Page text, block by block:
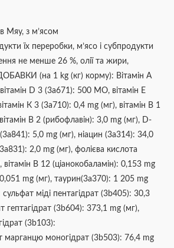
Мяу, з м’ясом
їх переробки, м’ясо і субпродукти
не менше 26 %, олії та жири,
(на 1 kg (кг) корму): Вітамін А
D 3 (3a671): 500 МО, вітамін Е
К 3 (3a710): 0,4 mg (мг), вітамін В 1
В 2 (рибофлавін): 3,0 mg (мг), D-
5,0 mg (мг), ніацин (3а314): 34,0
2,0 mg (мг), фолієва кислота
В 12 (ціанокобаламін): 0,153 mg
mg (мг), таурин(3a370): 1 205 mg
міді пентагідрат (3b405): 30,3
гептагідрат (3b604): 373,1 mg (мг),
(3b103):
марганцю моногідрат (3b503): 76,4 mg